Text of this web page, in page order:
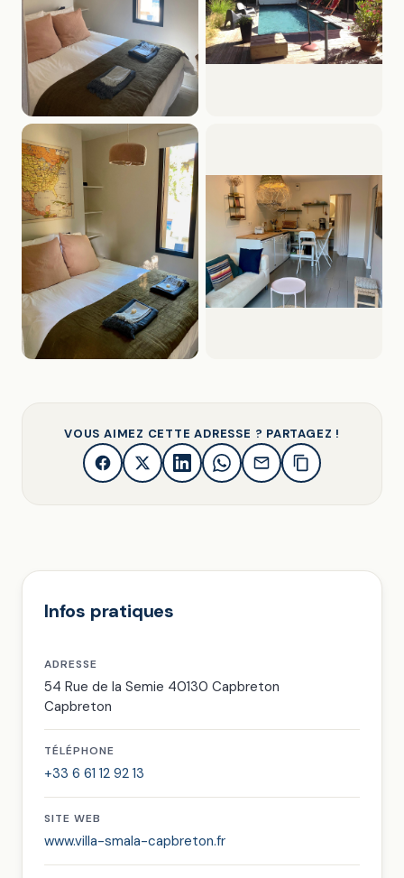
VOUS AIMEZ CETTE ADRESSE ? PARTAGEZ !
Infos pratiques
ADRESSE
54 Rue de la Semie 40130 Capbreton
Capbreton
TÉLÉPHONE
+33 6 61 12 92 13
SITE WEB
www.villa-smala-capbreton.fr